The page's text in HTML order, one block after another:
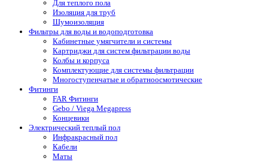
Для теплого пола
Изоляция для труб
Шумоизоляция
Фильтры для воды и водоподготовка
Кабинетные умягчители и системы
Картриджи для систем фильтрации воды
Колбы и корпуса
Комплектующие для системы фильтрации
Многоступенчатые и обратноосмотические
Фитинги
FAR Фитинги
Gebo / Viega Megapress
Концевики
Электрический теплый пол
Инфракрасный пол
Кабели
Маты